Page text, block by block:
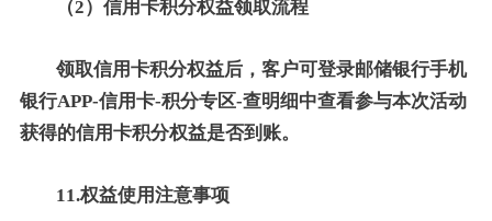
（2）信用卡积分权益领取流程
领取信用卡积分权益后，客户可登录邮储银行手机
银行APP-信用卡-积分专区-查明细中查看参与本次活动
获得的信用卡积分权益是否到账。
11.权益使用注意事项